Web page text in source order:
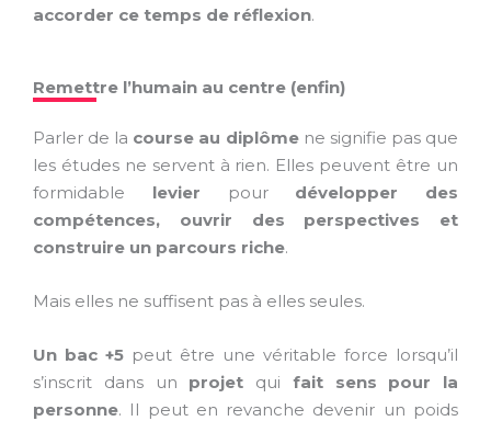
accorder ce temps de réflexion.
Remettre l’humain au centre (enfin)
Parler de la course au diplômene signifie pas que
les études ne servent à rien. Elles peuvent être un
formidable levier pour développer des
compétences, ouvrir des perspectives et
construire un parcours riche.
Mais elles ne suffisent pas à elles seules.
Un bac +5 peut être une véritable force lorsqu’il
s’inscrit dans un projet qui fait sens pour la
personne. Il peut en revanche devenir un poids